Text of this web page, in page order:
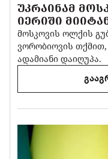
ᲣᲙᲠᲐᲘᲜᲐᲛ
ᲘᲔᲠᲘᲨᲘ
მოსკოვის ოლქის
ვორობიოვის
ადამიანი დაიღუპა.